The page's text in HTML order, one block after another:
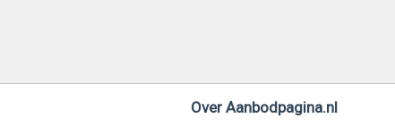
Over Aanbodpagina.nl